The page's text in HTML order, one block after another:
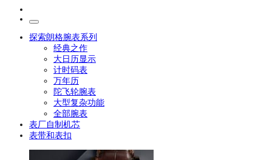
探索朗格腕表系列
经典之作
大日历显示
计时码表
万年历
陀飞轮腕表
大型复杂功能
全部腕表
表厂自制机芯
表带和表扣